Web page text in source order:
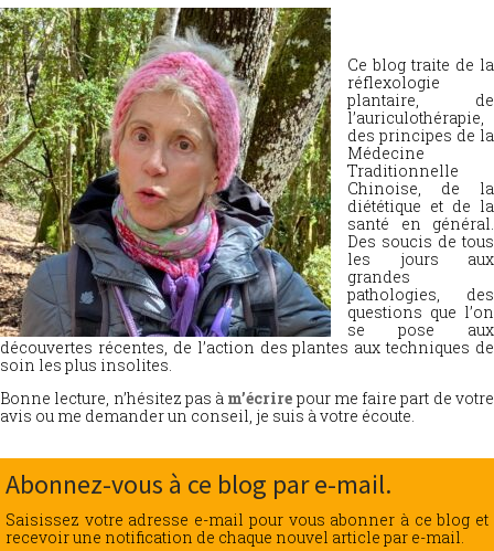
Ce blog traite de la
réflexologie
plantaire, de
l’auriculothérapie,
des principes de la
Médecine
Traditionnelle
Chinoise, de la
diététique et de la
santé en général.
Des soucis de tous
les jours aux
grandes
pathologies, des
questions que l’on
se pose aux
découvertes récentes, de l’action des plantes aux techniques de
soin les plus insolites.
Bonne lecture, n’hésitez pas à m’écrire pour me faire part de votre
avis ou me demander un conseil, je suis à votre écoute.
Abonnez-vous à ce blog par e-mail.
Saisissez votre adresse e-mail pour vous abonner à ce blog et
recevoir une notification de chaque nouvel article par e-mail.